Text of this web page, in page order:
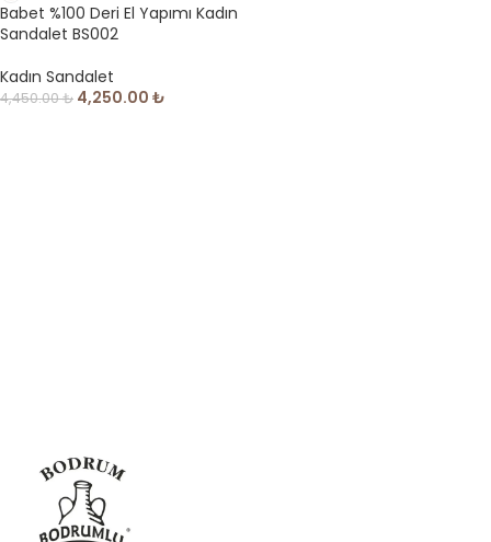
Babet %100 Deri El Yapımı Kadın
Sandalet BS002
Kadın Sandalet
4,450.00₺ 4,250.00 ₺